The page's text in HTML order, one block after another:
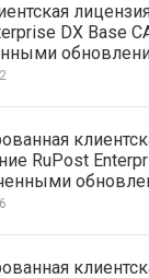
DX Base
RuPost